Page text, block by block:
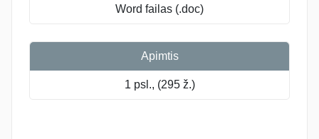
Word failas (.doc)
Apimtis
1 psl., (295 ž.)